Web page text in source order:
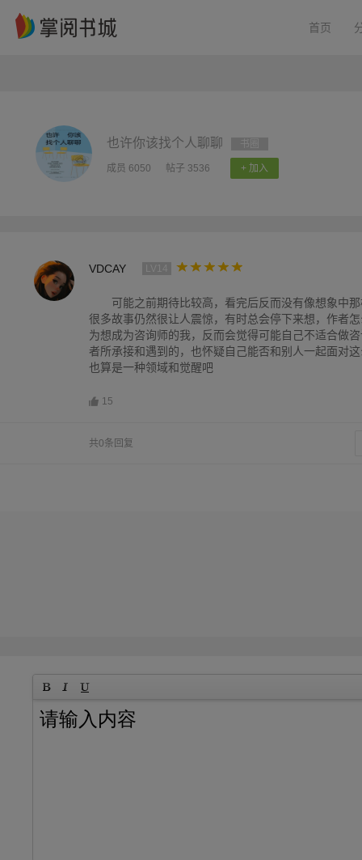
首页
也许你该找个人聊聊
成员 6050 帖子 3536 + 加入
VDCAY
可能之前期待比较高，看完后反而没有像想象中
很多故事仍然很让人震惊，有时总会停下来想，作者
为想成为咨询师的我，反而会觉得可能自己不适合做
者所承接和遇到的，也怀疑自己能否和别人一起面对
也算是一种领域和觉醒吧
15
共0条回复